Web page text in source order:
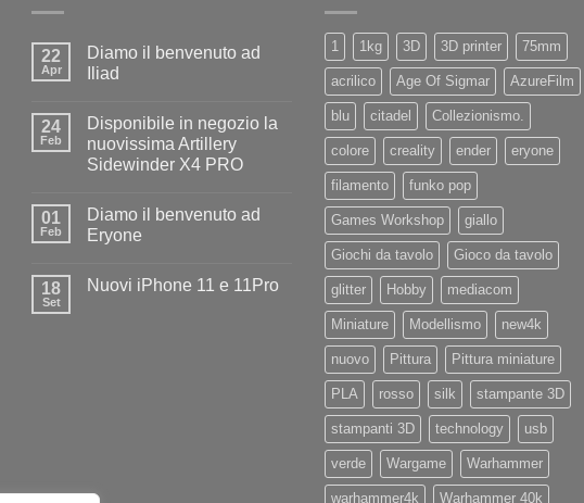
22
Apr
Diamo il benvenuto ad
Iliad
su
Diamo
il
benvenuto
24
Feb
Disponibile in negozio la
nuovissima Artillery
Sidewinder X4 PRO
su
Disponibile
in
nuovissima
01
Feb
Diamo il benvenuto ad
Eryone
su
18
Set
Nuovi iPhone 11 e 11Pro
1 1kg 3D 3D printer 75mm
acrilico Age Of Sigmar AzureFilm
blu citadel Collezionismo.
colore creality ender eryone
filamento funko pop
Games Workshop giallo
Giochi da tavolo Gioco da tavolo
glitter Hobby mediacom
Miniature Modellismo new4k
nuovo Pittura Pittura miniature
PLA rosso silk stampante 3D
stampanti 3D technology usb
verde Wargame Warhammer
warhammer4k Warhammer 40k